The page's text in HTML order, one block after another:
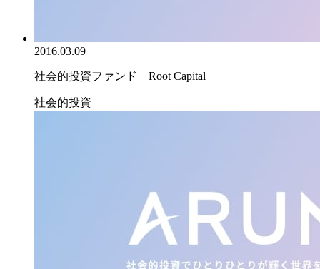
2016.03.09
社会的投資ファンド Root Capital
社会的投資